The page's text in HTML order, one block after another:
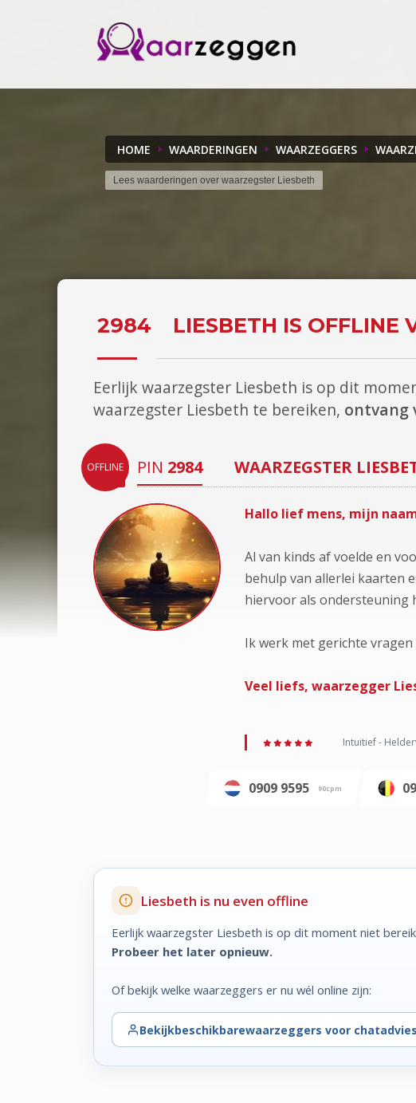
HOME WAARDERINGEN WAARZEGGERS
Lees waarderingen over waarzegster Liesbeth
2984 LIESBETH IS OFFLINE
Eerlijk waarzegster Liesbeth is op dit
waarzegster Liesbeth te bereiken, ontvang
OFFLINE PIN 2984 WAARZEGSTER
Hallo lief mens, mijn
Al van kinds af voelde en
behulp van allerlei kaarten
hiervoor als ondersteuning
Ik werk met gerichte
Veel liefs, waarzegger
Intuitief -
0909 9595 90cpm
Liesbeth is nu even offline
Eerlijk waarzegster Liesbeth is op dit moment niet
Probeer het later opnieuw.
Of bekijk welke waarzeggers er nu wél online zijn:
Bekijkbeschikbarewaarzeggers voor chatadvies